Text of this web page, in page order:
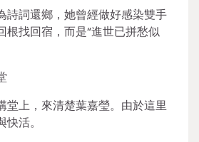
詩詞還鄉，她曾經做好感染雙手
根找回宿，而是“進世已拼愁似
堂上，來清楚葉嘉瑩。由於這里
活。